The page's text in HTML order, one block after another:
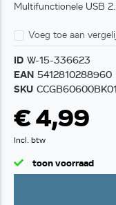
Multifunctionele USB
Voeg toe aan
ID W-15-336623
EAN 5412810288960
SKU CCGB60600BK01
€ 4,99
Incl. btw
toon voorraad